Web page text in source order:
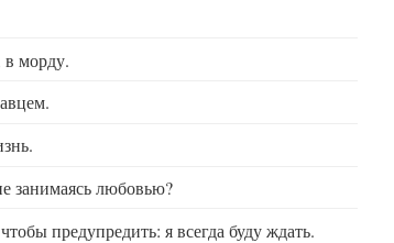
в морду.
занимаясь любовью?
предупредить: я всегда буду ждать.